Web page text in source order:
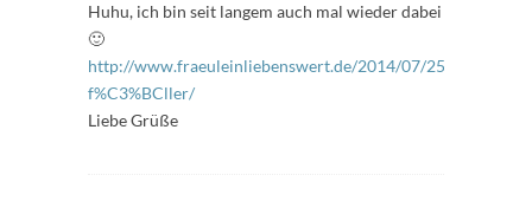
Huhu, ich bin seit langem auch mal wieder dabei
🙂
http://www.fraeuleinliebenswert.de/2014/07/25/freitags-
f%C3%BCller/
Liebe Grüße